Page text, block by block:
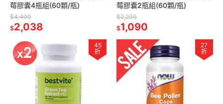
莓膠囊4瓶組(60顆/瓶)
$4,400
$2,038
莓膠囊2瓶組(60顆/瓶)
$2,200
$1,090
45
折
27
折